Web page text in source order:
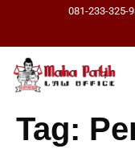
081-233-325-
Tag: